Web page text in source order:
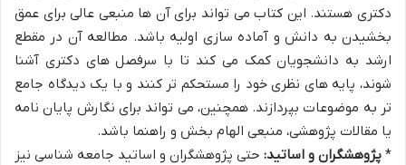
دکتری هستند. این کتاب می تواند برای آن ها منبعی عالی برای عمق
بخشیدن به دانش و آماده سازی اولیه باشد. مطالعه آن در مقطع
ارشد به دانشجویان کمک می کند تا با سرفصل های دکتری آشنا
شوند، پایه های نظری خود را مستحکم تر کنند و با یک دیدگاه جامع
تر به موضوعات بپردازند. همچنین، می تواند برای نگارش پایان نامه
یا مقالات پژوهشی، منبعی الهام بخش و راهنما باشد.
* پژوهشگران و اساتید: حتی پژوهشگران و اساتید جامعه شناسی نیز